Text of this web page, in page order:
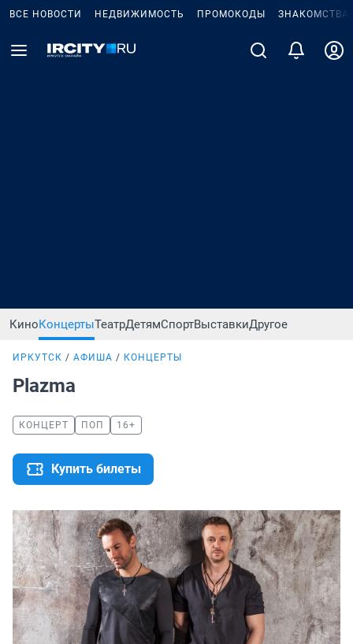
ВСЕ НОВОСТИ НЕДВИЖИМОСТЬ ПРОМОКОДЫ ЗНАКОМСТВА
КиноКонцертыТеатрДетямСпортВыставкиДругое
ИРКУТСК АФИША КОНЦЕРТЫ
Plazma
КОНЦЕРТ ПОП 16+
Купить билеты